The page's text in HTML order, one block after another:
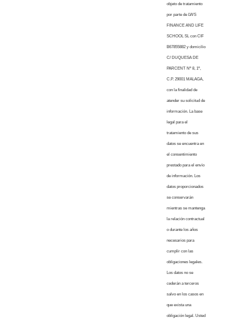
objeto de tratamiento
por parte de LWS
FINANCE AND LIFE
SCHOOL SL con CIF
B67855882 y domicilio
C/ DUQUESA DE
PARCENT Nº 8, 1º,
C.P. 29001 MALAGA,
con la finalidad de
atender su solicitud de
información. La base
legal para el
tratamiento de sus
datos se encuentra en
el consentimiento
prestado para el envío
de información. Los
datos proporcionados
se conservarán
mientras se mantenga
la relación contractual
o durante los años
necesarios para
cumplir con las
obligaciones legales.
Los datos no se
cederán a terceros
salvo en los casos en
que exista una
obligación legal. Usted